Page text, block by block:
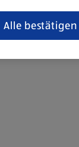
Alle bestätigen